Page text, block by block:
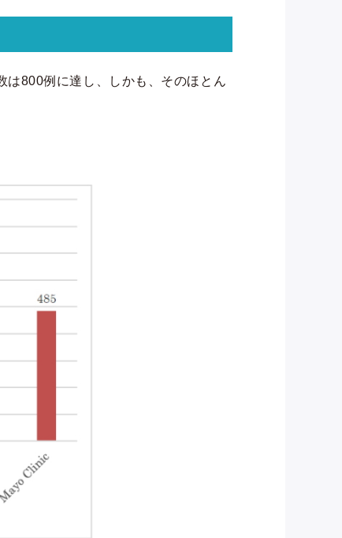
は800例に達し、しかも、そのほとん